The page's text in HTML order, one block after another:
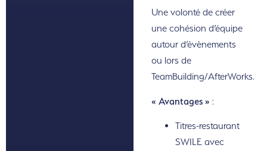
Une volonté de créer
une cohésion d’équipe
autour d’évènements
ou lors de
TeamBuilding/AfterWorks.
« Avantages » :
Titres-restaurant
SWILE avec